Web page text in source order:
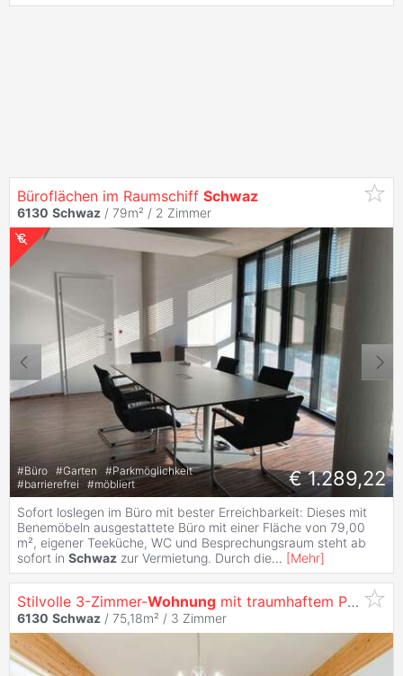
Büroflächen im Raumschiff Schwaz
6130 Schwaz / 79m² / 2 Zimmer
#Büro #Garten #Parkmöglichkeit
#barrierefrei #möbliert € 1.289,22
Sofort loslegen im Büro mit bester Erreichbarkeit: Dieses mit
Benemöbeln ausgestattete Büro mit einer Fläche von 79,00
m², eigener Teeküche, WC und Besprechungsraum steht ab
sofort in Schwaz zur Vermietung. Durch die... [Mehr]
Stilvolle 3-Zimmer-Wohnung mit traumhaftem Parkblick
6130 Schwaz / 75,18m² / 3 Zimmer